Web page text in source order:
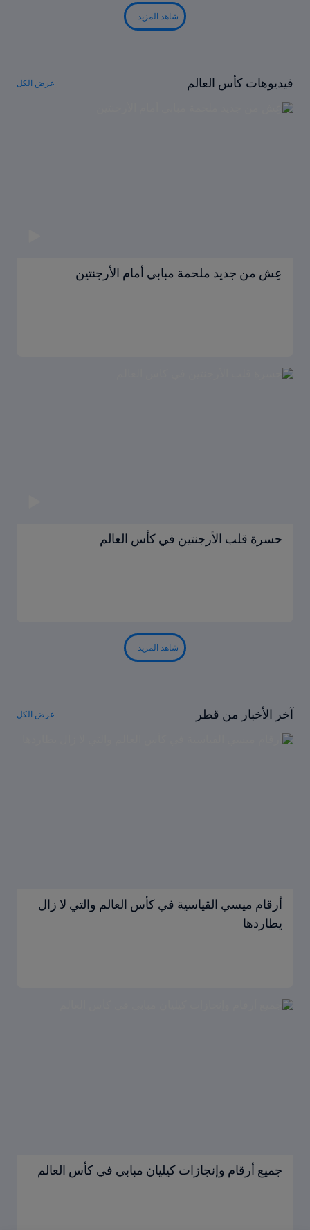
شاهد المزيد
فيديوهات كأس العالم عرض الكل
عِش من جديد ملحمة مبابي أمام الأرجنتين
حسرة قلب الأرجنتين في كأس العالم
شاهد المزيد
آخر الأخبار من قطر عرض الكل
أرقام ميسي القياسية في كأس العالم والتي لا زال
يطاردها
جميع أرقام وإنجازات كيليان مبابي في كأس العالم